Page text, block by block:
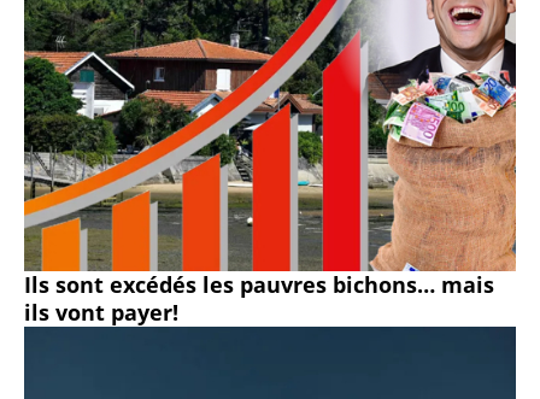
Ils sont excédés les pauvres bichons… mais
ils vont payer!